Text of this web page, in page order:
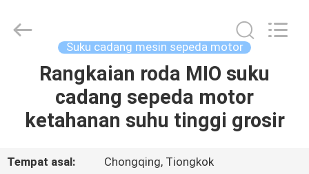
RUMAH
PRODUK
VIDEO
Spare
Parts
Suku cadang mesin sepeda motor
Rangkaian roda MIO suku
cadang sepeda motor
ketahanan suhu tinggi grosir
Tempat asal:
Chongqing, Tiongkok